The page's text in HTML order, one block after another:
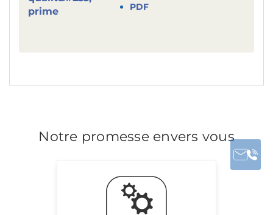
PDF
Notre promesse envers vous